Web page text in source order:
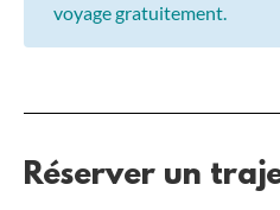
voyage gratuitement.
Réserver un